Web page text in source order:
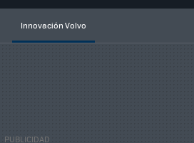
Innovación Volvo